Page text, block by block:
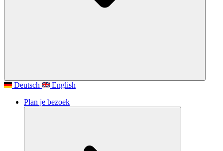
Deutsch
English
Plan je bezoek